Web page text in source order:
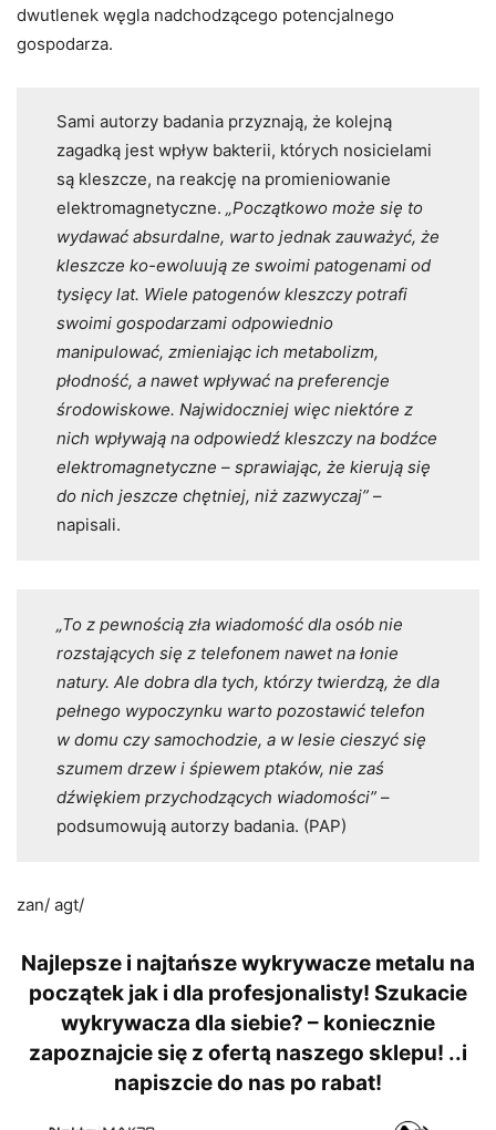
dwutlenek węgla nadchodzącego potencjalnego
gospodarza.
Sami autorzy badania przyznają, że kolejną
zagadką jest wpływ bakterii, których nosicielami
są kleszcze, na reakcję na promieniowanie
elektromagnetyczne. „Początkowo może się to
wydawać absurdalne, warto jednak zauważyć, że
kleszcze ko-ewoluują ze swoimi patogenami od
tysięcy lat. Wiele patogenów kleszczy potrafi
swoimi gospodarzami odpowiednio
manipulować, zmieniając ich metabolizm,
płodność, a nawet wpływać na preferencje
środowiskowe. Najwidoczniej więc niektóre z
nich wpływają na odpowiedź kleszczy na bodźce
elektromagnetyczne – sprawiając, że kierują się
do nich jeszcze chętniej, niż zazwyczaj”–
napisali.
„To z pewnością zła wiadomość dla osób nie
rozstających się z telefonem nawet na łonie
natury. Ale dobra dla tych, którzy twierdzą, że dla
pełnego wypoczynku warto pozostawić telefon
w domu czy samochodzie, a w lesie cieszyć się
szumem drzew i śpiewem ptaków, nie zaś
dźwiękiem przychodzących wiadomości”–
podsumowują autorzy badania. (PAP)
zan/ agt/
Najlepsze i najtańsze wykrywacze metalu na
początek jak i dla profesjonalisty! Szukacie
wykrywacza dla siebie? – koniecznie
zapoznajcie się z ofertą naszego sklepu! ..i
napiszcie do nas po rabat!